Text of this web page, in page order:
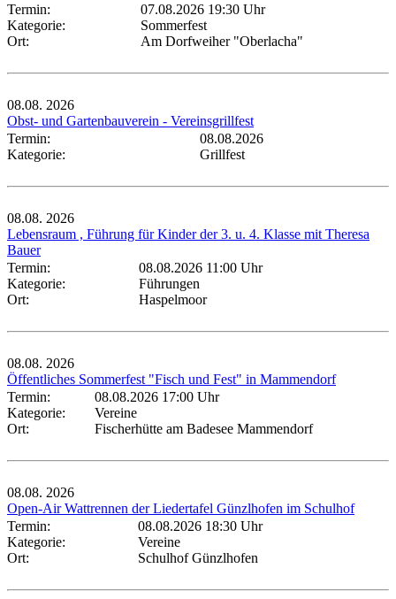
Termin:
07.08.2026 19:30 Uhr
Kategorie:
Sommerfest
Ort:
Am Dorfweiher "Oberlacha"
08.08. 2026
Obst- und Gartenbauverein - Vereinsgrillfest
Termin:
08.08.2026
Kategorie:
Grillfest
08.08. 2026
Lebensraum , Führung für Kinder der 3. u. 4. Klasse mit Theresa
Bauer
Termin:
08.08.2026 11:00 Uhr
Kategorie:
Führungen
Ort:
Haspelmoor
08.08. 2026
Öffentliches Sommerfest "Fisch und Fest" in Mammendorf
Termin:
08.08.2026 17:00 Uhr
Kategorie:
Vereine
Ort:
Fischerhütte am Badesee Mammendorf
08.08. 2026
Open-Air Wattrennen der Liedertafel Günzlhofen im Schulhof
Termin:
08.08.2026 18:30 Uhr
Kategorie:
Vereine
Ort:
Schulhof Günzlhofen